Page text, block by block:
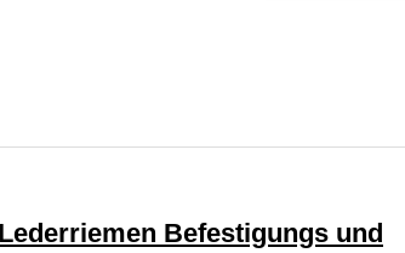
Befestigungs und